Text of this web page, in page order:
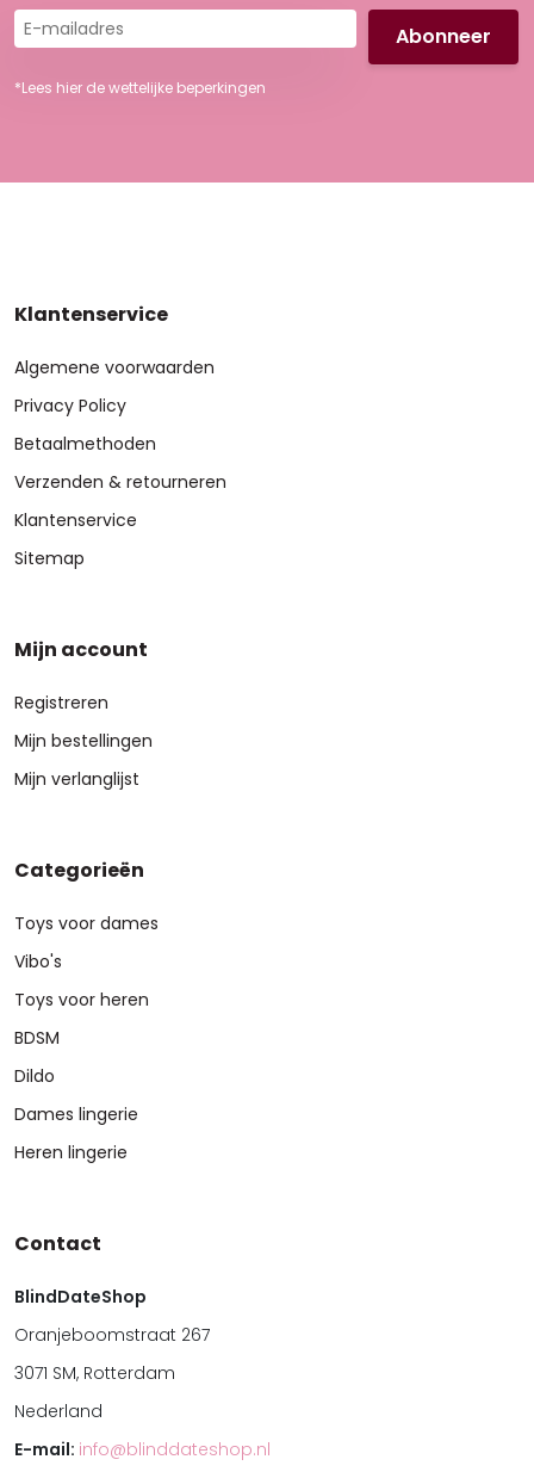
E-
mailadres
*Lees hier de wettelijke beperkingen
Klantenservice
Algemene voorwaarden
Privacy Policy
Betaalmethoden
Verzenden & retourneren
Klantenservice
Sitemap
Mijn account
Registreren
Mijn bestellingen
Mijn verlanglijst
Categorieën
Toys voor dames
Vibo's
Toys voor heren
BDSM
Dildo
Dames lingerie
Heren lingerie
Contact
BlindDateShop
Oranjeboomstraat 267
3071 SM, Rotterdam
Nederland
E-mail: info@blinddateshop.nl